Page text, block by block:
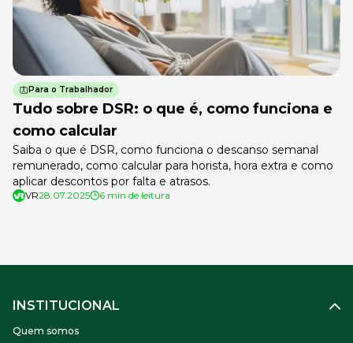
Para o Trabalhador
Tudo sobre DSR: o que é, como funciona e
como calcular
Saiba o que é DSR, como funciona o descanso semanal
remunerado, como calcular para horista, hora extra e como
aplicar descontos por falta e atrasos.
VR28.07.2025 6 min de leitura
INSTITUCIONAL
Quem somos